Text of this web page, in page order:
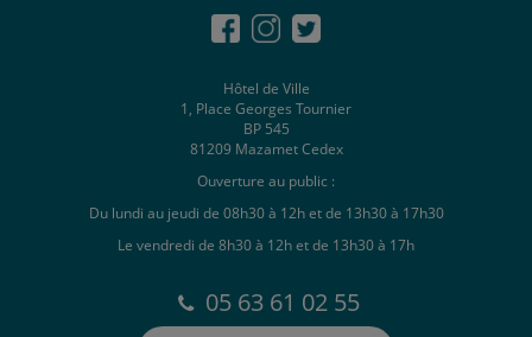
Hôtel de Ville
1, Place Georges Tournier
BP 545
81209 Mazamet Cedex
Ouverture au public :
Du lundi au jeudi de 08h30 à 12h et de 13h30 à 17h30
Le vendredi de 8h30 à 12h et de 13h30 à 17h
05 63 61 02 55